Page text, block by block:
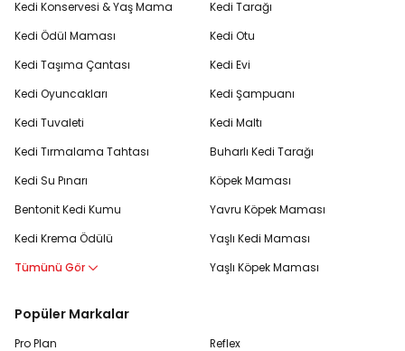
Kedi Konservesi & Yaş Mama
Kedi Ödül Maması
Kedi Taşıma Çantası
Kedi Oyuncakları
Kedi Tuvaleti
Kedi Tırmalama Tahtası
Kedi Su Pınarı
Bentonit Kedi Kumu
Kedi Krema Ödülü
Tümünü Gör
Kedi Tarağı
Kedi Otu
Kedi Evi
Kedi Şampuanı
Kedi Maltı
Buharlı Kedi Tarağı
Köpek Maması
Yavru Köpek Maması
Yaşlı Kedi Maması
Yaşlı Köpek Maması
Popüler Markalar
Pro Plan
Reflex